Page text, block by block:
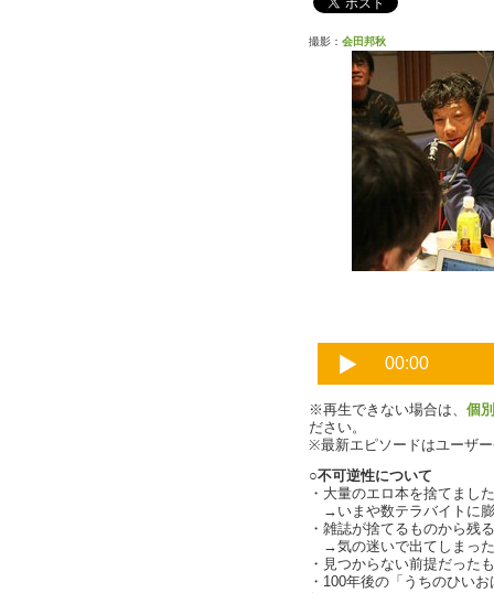
撮影： 会田邦秋
※再生できない場合は、 個
ださい。
※最新エピソードはユーザ
○不可逆性について
・大量のエロ本を捨てまし
→いまや数テラバイトに
・雑誌が捨てるものから残
→気の迷いで出てしまっ
・見つからない前提だった
・100年後の「うちのひい